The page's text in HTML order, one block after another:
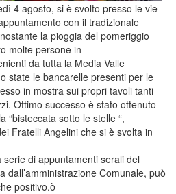
4 agosto, si è svolto presso le vie
con il tradizionale
la pioggia del pomeriggio
molte persone in
da tutta la Media Valle
state le bancarelle presenti per le
in mostra sui propri tavoli tanti
Ottimo successo è stato ottenuto
“bisteccata sotto le stelle “,
Fratelli Angelini che si è svolta in
di appuntamenti serali del
dall’amministrazione Comunale, può
positivo.ò